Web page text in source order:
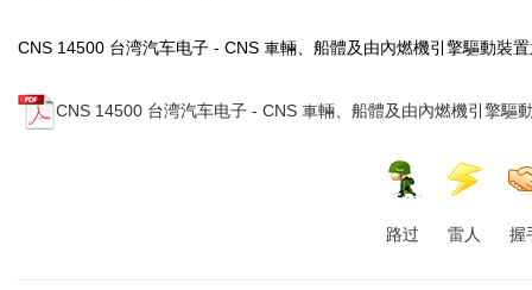
CNS 14500 台湾汽车电子 - CNS 車輛、船體及由內燃機引擎驅動裝
CNS 14500 台湾汽车电子 - CNS 車輛、船體及由內燃機引擎驅
路过 雷人 握